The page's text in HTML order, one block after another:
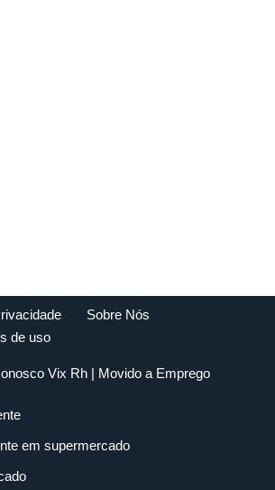
Sobre Nós
de uso
Vix Rh| Movido a Emprego
em supermercado